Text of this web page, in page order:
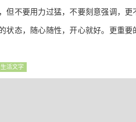
但不要用力过猛，不要刻意强调，更
状态，随心随性，开心就好。更重
生活文字